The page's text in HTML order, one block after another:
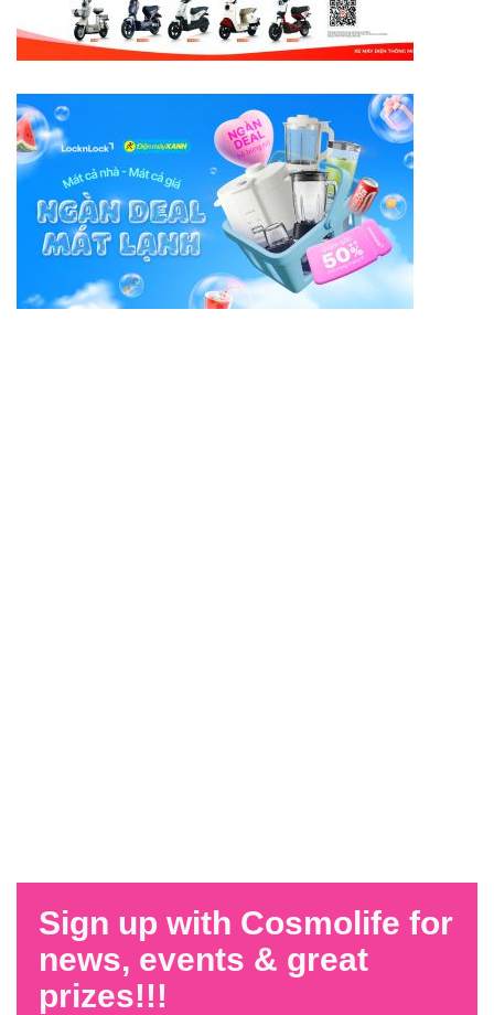
Sign up with Cosmolife for
news, events & great
prizes!!!